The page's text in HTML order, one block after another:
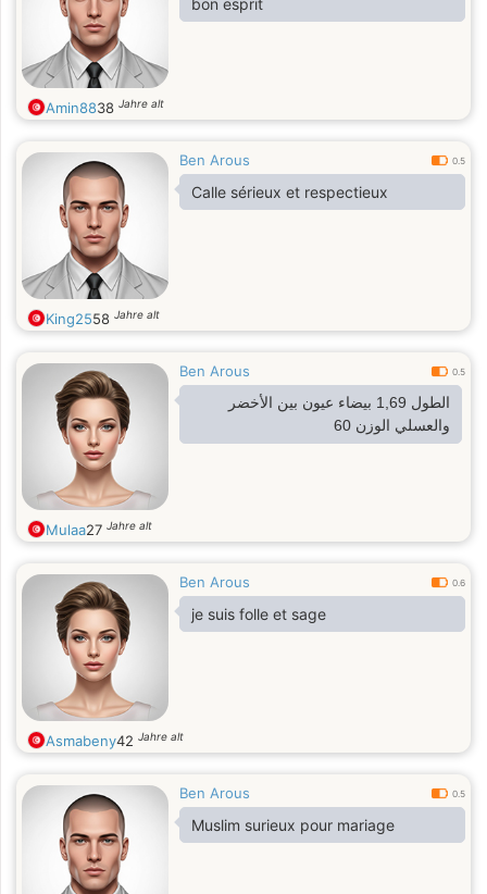
bon esprit
Amin8838 Jahre alt
Ben Arous 0.5
Calle sérieux et respectieux
King2558 Jahre alt
Ben Arous 0.5
الطول 1,69 بيضاء عيون بين الأخضر
والعسلي الوزن 60
Mulaa27 Jahre alt
Ben Arous 0.6
je suis folle et sage
Asmabeny42 Jahre alt
Ben Arous 0.5
Muslim surieux pour mariage